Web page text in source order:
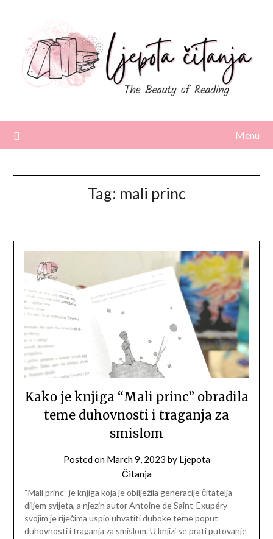
content
Menu
Tag: mali princ
Kako je knjiga “Mali princ” obradila
teme duhovnosti i traganja za
smislom
Posted on March 9, 2023 by Ljepota
Čitanja
“Mali princ” je knjiga koja je obilježila generacije čitatelja
diljem svijeta, a njezin autor Antoine de Saint-Exupéry
svojim je riječima uspio uhvatiti duboke teme poput
duhovnosti i traganja za smislom. U knjizi se prati putovanje